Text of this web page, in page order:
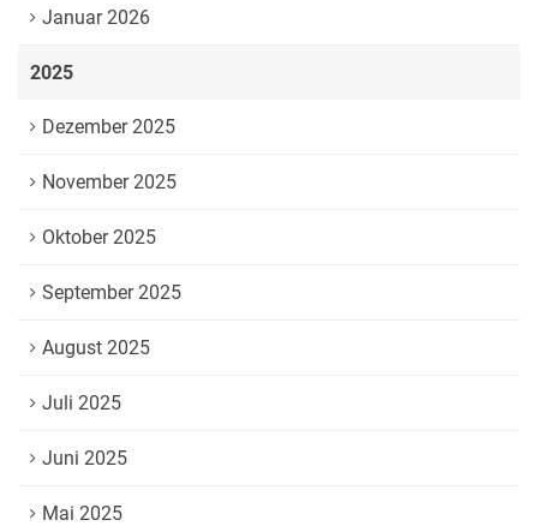
Januar 2026
2025
Dezember 2025
November 2025
Oktober 2025
September 2025
August 2025
Juli 2025
Juni 2025
Mai 2025